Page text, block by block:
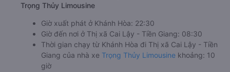
Trọng Thủy Limousine
Giờ xuất phát ở Khánh Hòa: 22:30
Giờ đến nơi ở Thị xã Cai Lậy - Tiền Giang: 08:30
Thời gian chạy từ Khánh Hòa đi Thị xã Cai Lậy - Tiền
Giang của nhà xe Trọng Thủy Limousine khoảng: 10
giờ